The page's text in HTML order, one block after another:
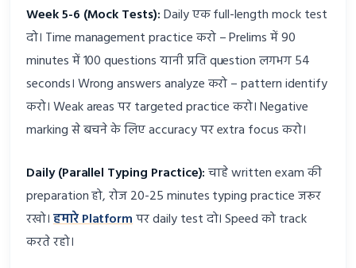
Week 5-6 (Mock Tests):Daily एक full-length mock test
दो। Time management practice करो – Prelims में 90
minutes में 100 questions यानी प्रति question लगभग 54
seconds। Wrong answers analyze करो – pattern identify
करो। Weak areas पर targeted practice करो। Negative
marking से बचने के लिए accuracy पर extra focus करो।
Daily (Parallel Typing Practice):चाहे written exam की
preparation हो, रोज 20-25 minutes typing practice जरूर
रखो।हमारे Platformपर daily test दो। Speed को track
करते रहो।